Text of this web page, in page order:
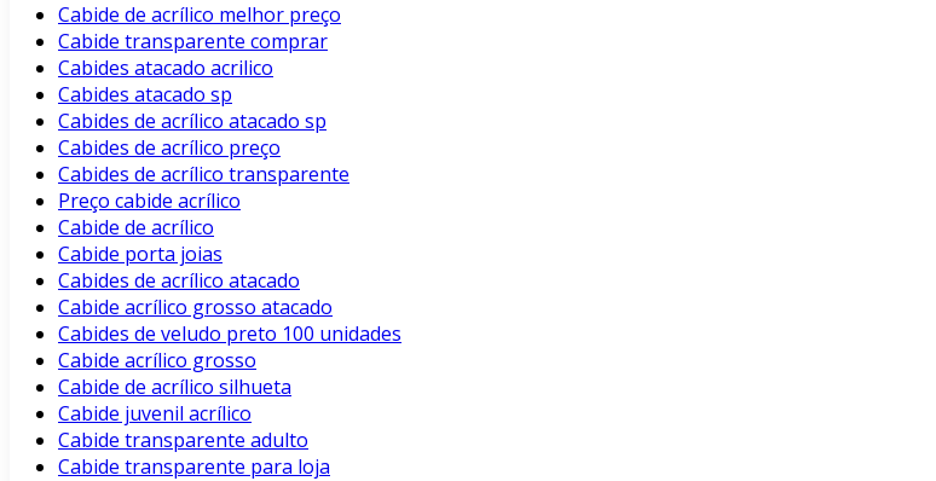
Cabide de acrílico melhor preço
Cabide transparente comprar
Cabides atacado acrilico
Cabides atacado sp
Cabides de acrílico atacado sp
Cabides de acrílico preço
Cabides de acrílico transparente
Preço cabide acrílico
Cabide de acrílico
Cabide porta joias
Cabides de acrílico atacado
Cabide acrílico grosso atacado
Cabides de veludo preto 100 unidades
Cabide acrílico grosso
Cabide de acrílico silhueta
Cabide juvenil acrílico
Cabide transparente adulto
Cabide transparente para loja